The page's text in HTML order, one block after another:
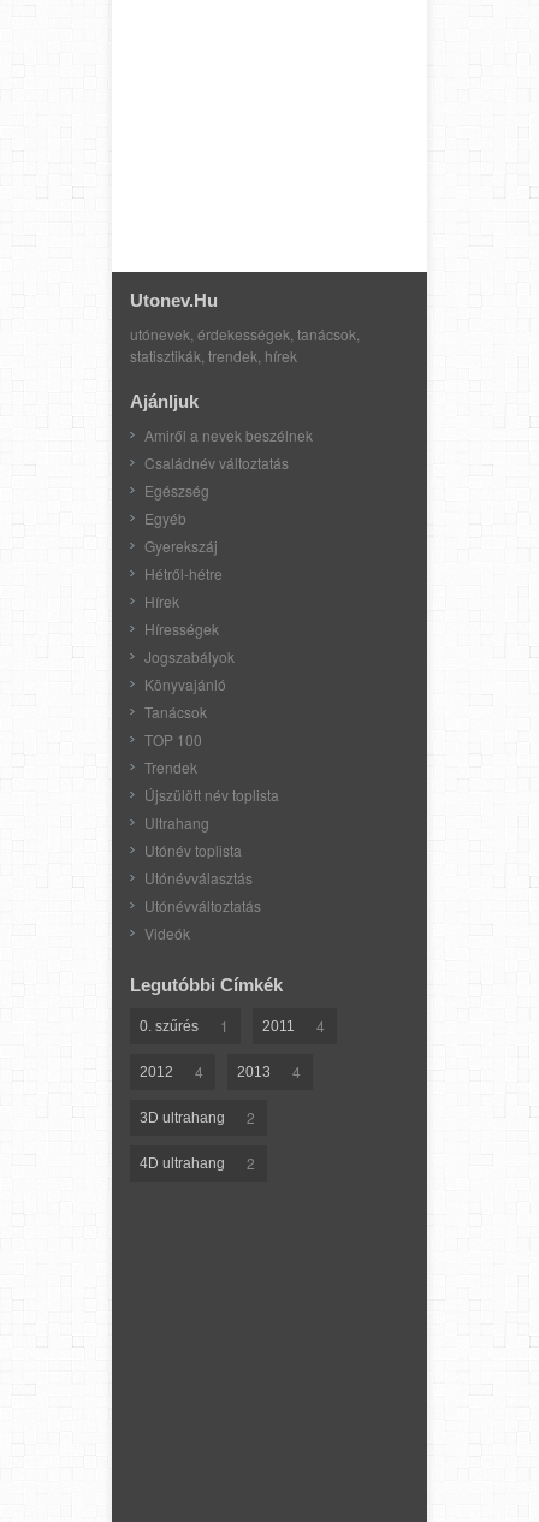
Utonev.hu
utónevek, érdekességek, tanácsok,
statisztikák, trendek, hírek
Ajánljuk
Amiről a nevek beszélnek
Családnév változtatás
Egészség
Egyéb
Gyerekszáj
Hétről-hétre
Hírek
Hírességek
Jogszabályok
Könyvajánló
Tanácsok
TOP 100
Trendek
Újszülött név toplista
Ultrahang
Utónév toplista
Utónévválasztás
Utónévváltoztatás
Videók
Legutóbbi Címkék
0. szűrés 1 2011 4
2012 4 2013 4
3D ultrahang 2
4D ultrahang 2